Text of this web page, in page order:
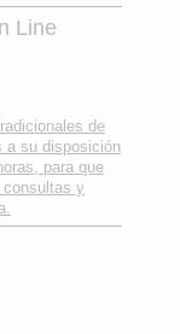
Line
de
a su disposición
para que
consultas y